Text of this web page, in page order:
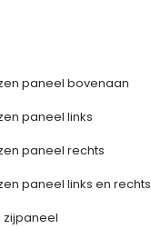
paneel bovenaan
paneel links
paneel rechts
paneel links en rechts
zijpaneel